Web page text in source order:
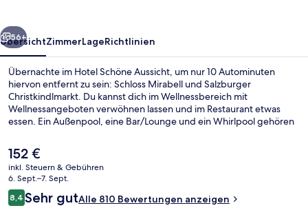
Weiter
56+
ÜbersichtZimmerLageRichtlinien
Übernachte im Hotel Schöne Aussicht, um nur 10 Autominuten
hiervon entfernt zu sein: Schloss Mirabell und Salzburger
Christkindlmarkt. Du kannst dich im Wellnessbereich mit
Wellnessangeboten verwöhnen lassen und im Restaurant etwas
essen. Ein Außenpool, eine Bar/Lounge und ein Whirlpool gehören
das hilfsbereite Personal zu berichten.
Der
aktuelle
Preis
beträgt
152 €.
152 €
inkl. Steuern & Gebühren
6. Sept.–7. Sept.
Bewertungen
8,48,4 von 10.
Sehr gutAlle 810 Bewertungen anzeigen